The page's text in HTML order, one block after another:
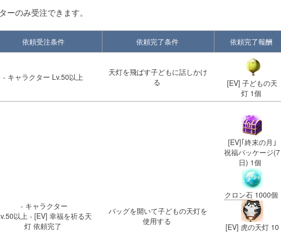
ーのみ受注できます。
依頼受注条件 依頼完了条件 依頼完了報酬
- キャラクター Lv.50以上
天灯を飛ばす子どもに話しかけ
る
[EV] 子どもの天
灯 1個
- キャラクター
以上 - [EV] 幸福を祈る天
灯 依頼完了
バッグを開いて子どもの天灯を
使用する
[EV]｢終末の月｣
祝福パッケージ(7
日) 1個
クロン石1000個
[EV] 虎の天灯 10